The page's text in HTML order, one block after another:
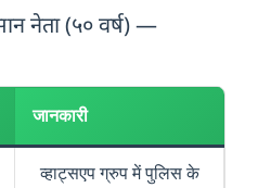
नेता (५० वर्ष) —
जानकारी
व्हाट्सएप ग्रुप में पुलिस के